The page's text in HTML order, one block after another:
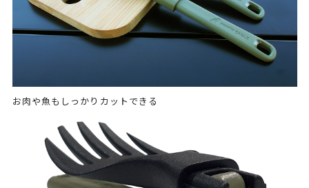
お肉や魚もしっかりカットできる